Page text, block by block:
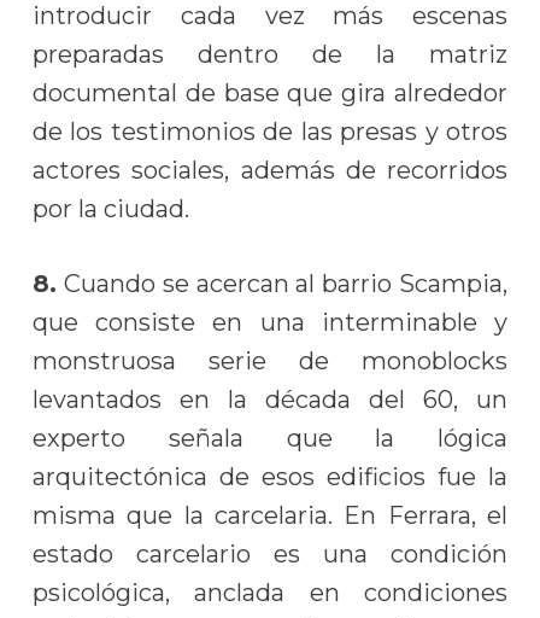
introducir cada vez más escenas
preparadas dentro de la matriz
documental de base que gira alrededor
de los testimonios de las presas y otros
actores sociales, además de recorridos
por la ciudad.
8. Cuando se acercan al barrio Scampia,
que consiste en una interminable y
monstruosa serie de monoblocks
levantados en la década del 60, un
experto señala que la lógica
arquitectónica de esos edificios fue la
misma que la carcelaria. En Ferrara, el
estado carcelario es una condición
psicológica, anclada en condiciones